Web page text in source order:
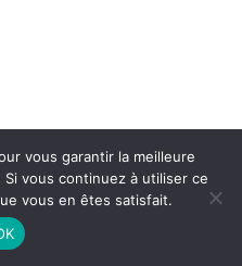
vous garantir la meilleure
vous continuez à utiliser ce
vous en êtes satisfait.